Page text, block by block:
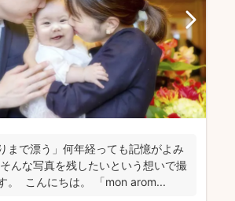
まで漂う」何年経っても記憶がよみ
んな写真を残したいという想いで撮
。 こんにちは。 「mon arom...